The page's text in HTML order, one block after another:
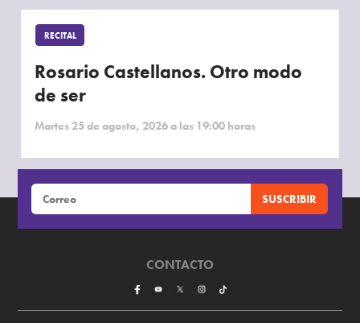
RECITAL
Rosario Castellanos. Otro modo
de ser
Martes 25 de agosto, 2026 a las 19:00 horas
CONTACTO